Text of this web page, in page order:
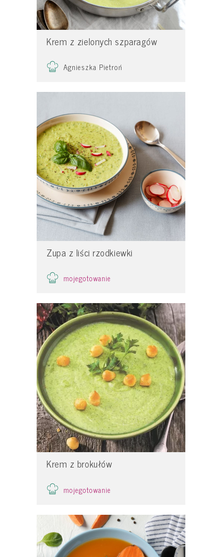
Krem z zielonych szparagów
Agnieszka Pietroń
Zupa z liści rzodkiewki
mojegotowanie
Krem z brokułów
mojegotowanie